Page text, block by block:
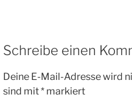
Schreibe einen
Deine E-Mail-Adresse wird
sind mit* markiert